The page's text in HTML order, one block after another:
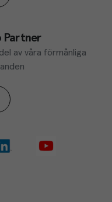
Partner
av våra förmånliga